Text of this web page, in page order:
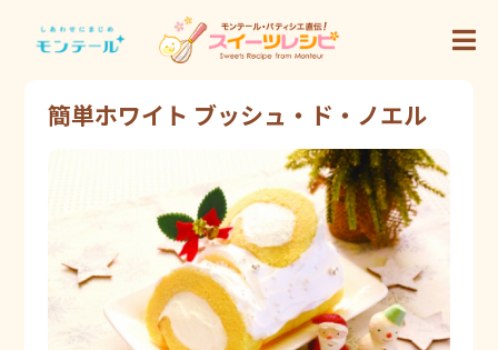
簡単ホワイト ブッシュ・ド・ノエル